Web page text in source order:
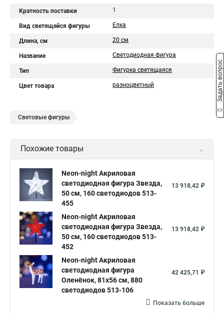
Кратность поставки 1
Вид светящейся фигуры Ёлка
Длина, см 20 см
Название Светодиодная фигура
Тип Фигурка светящаяся
Цвет товара разноцветный
Световые фигуры
Похожие товары
Neon-night Акриловая
светодиодная фигура Звезда,
50 см, 160 светодиодов 513-
455
13 918,42 ₽
Neon-night Акриловая
светодиодная фигура Звезда,
50 см, 160 светодиодов 513-
452
13 918,42 ₽
Neon-night Акриловая
светодиодная фигура
Оленёнок, 81х56 см, 880
светодиодов 513-106
42 425,71 ₽
Показать больше
Задать вопрос